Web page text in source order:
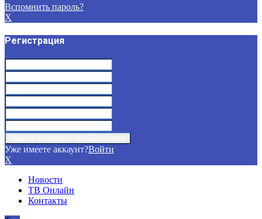
Вспомнить пароль?
X
Регистрация
Уже имеете аккаунт?Войти
X
Новости
ТВ Онлайн
Контакты